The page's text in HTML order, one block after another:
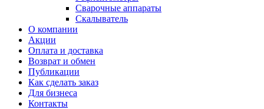
Сварочные аппараты
Скалыватель
О компании
Акции
Оплата и доставка
Возврат и обмен
Публикации
Как сделать заказ
Для бизнеса
Контакты